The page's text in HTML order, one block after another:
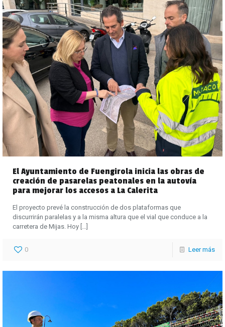
El Ayuntamiento de Fuengirola inicia las obras de
creación de pasarelas peatonales en la autovía
para mejorar los accesos a La Calerita
El proyecto prevé la construcción de dos plataformas que
discurrirán paralelas y a la misma altura que el vial que conduce a la
carretera de Mijas. Hoy […]
0 Leer más